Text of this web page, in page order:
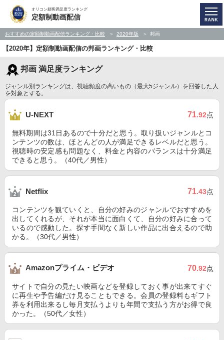
オリコン顧客満足度ランキング
定額制動画配信
おすすめの定額制動画配信ランキング・比較 2020年版 邦画
【2020年】定額制動画配信の邦画ランキング・比較
邦画 満足度ランキング
ジャンル別ランキングは、視聴頻度の高いもの（最大5ジャンル）を回答した人
を対象とする。
U-NEXT 71.92点
無料期間は31日あるので十分だと思う。取り扱いジャンルとコ
ンテンツの数は、ほとんどの人が満足できるレベルだと思う。
視聴時の安定感も問題なく、料金と内容のバランスは十分満足
できると思う。（40代／男性）
Netflix 71.43点
コンテンツを観ていくと、自分の好みのジャンルでおすすめを
出してくれるが、それが本当に面白くて、自分の好みに合って
いるので感動した。探す手間なく新しい作品に出合えるので助
かる。（30代／男性）
Amazonプライム・ビデオ 70.92点
サイトで自分の見たい映画などを登録しておく事が出来てすぐ
に再生や予告編だけ見ることもできる。会員の登録料もギフト
券を利用出来るし毎月支払うよりも年間で支払う方がお得で良
かった。（50代／女性）